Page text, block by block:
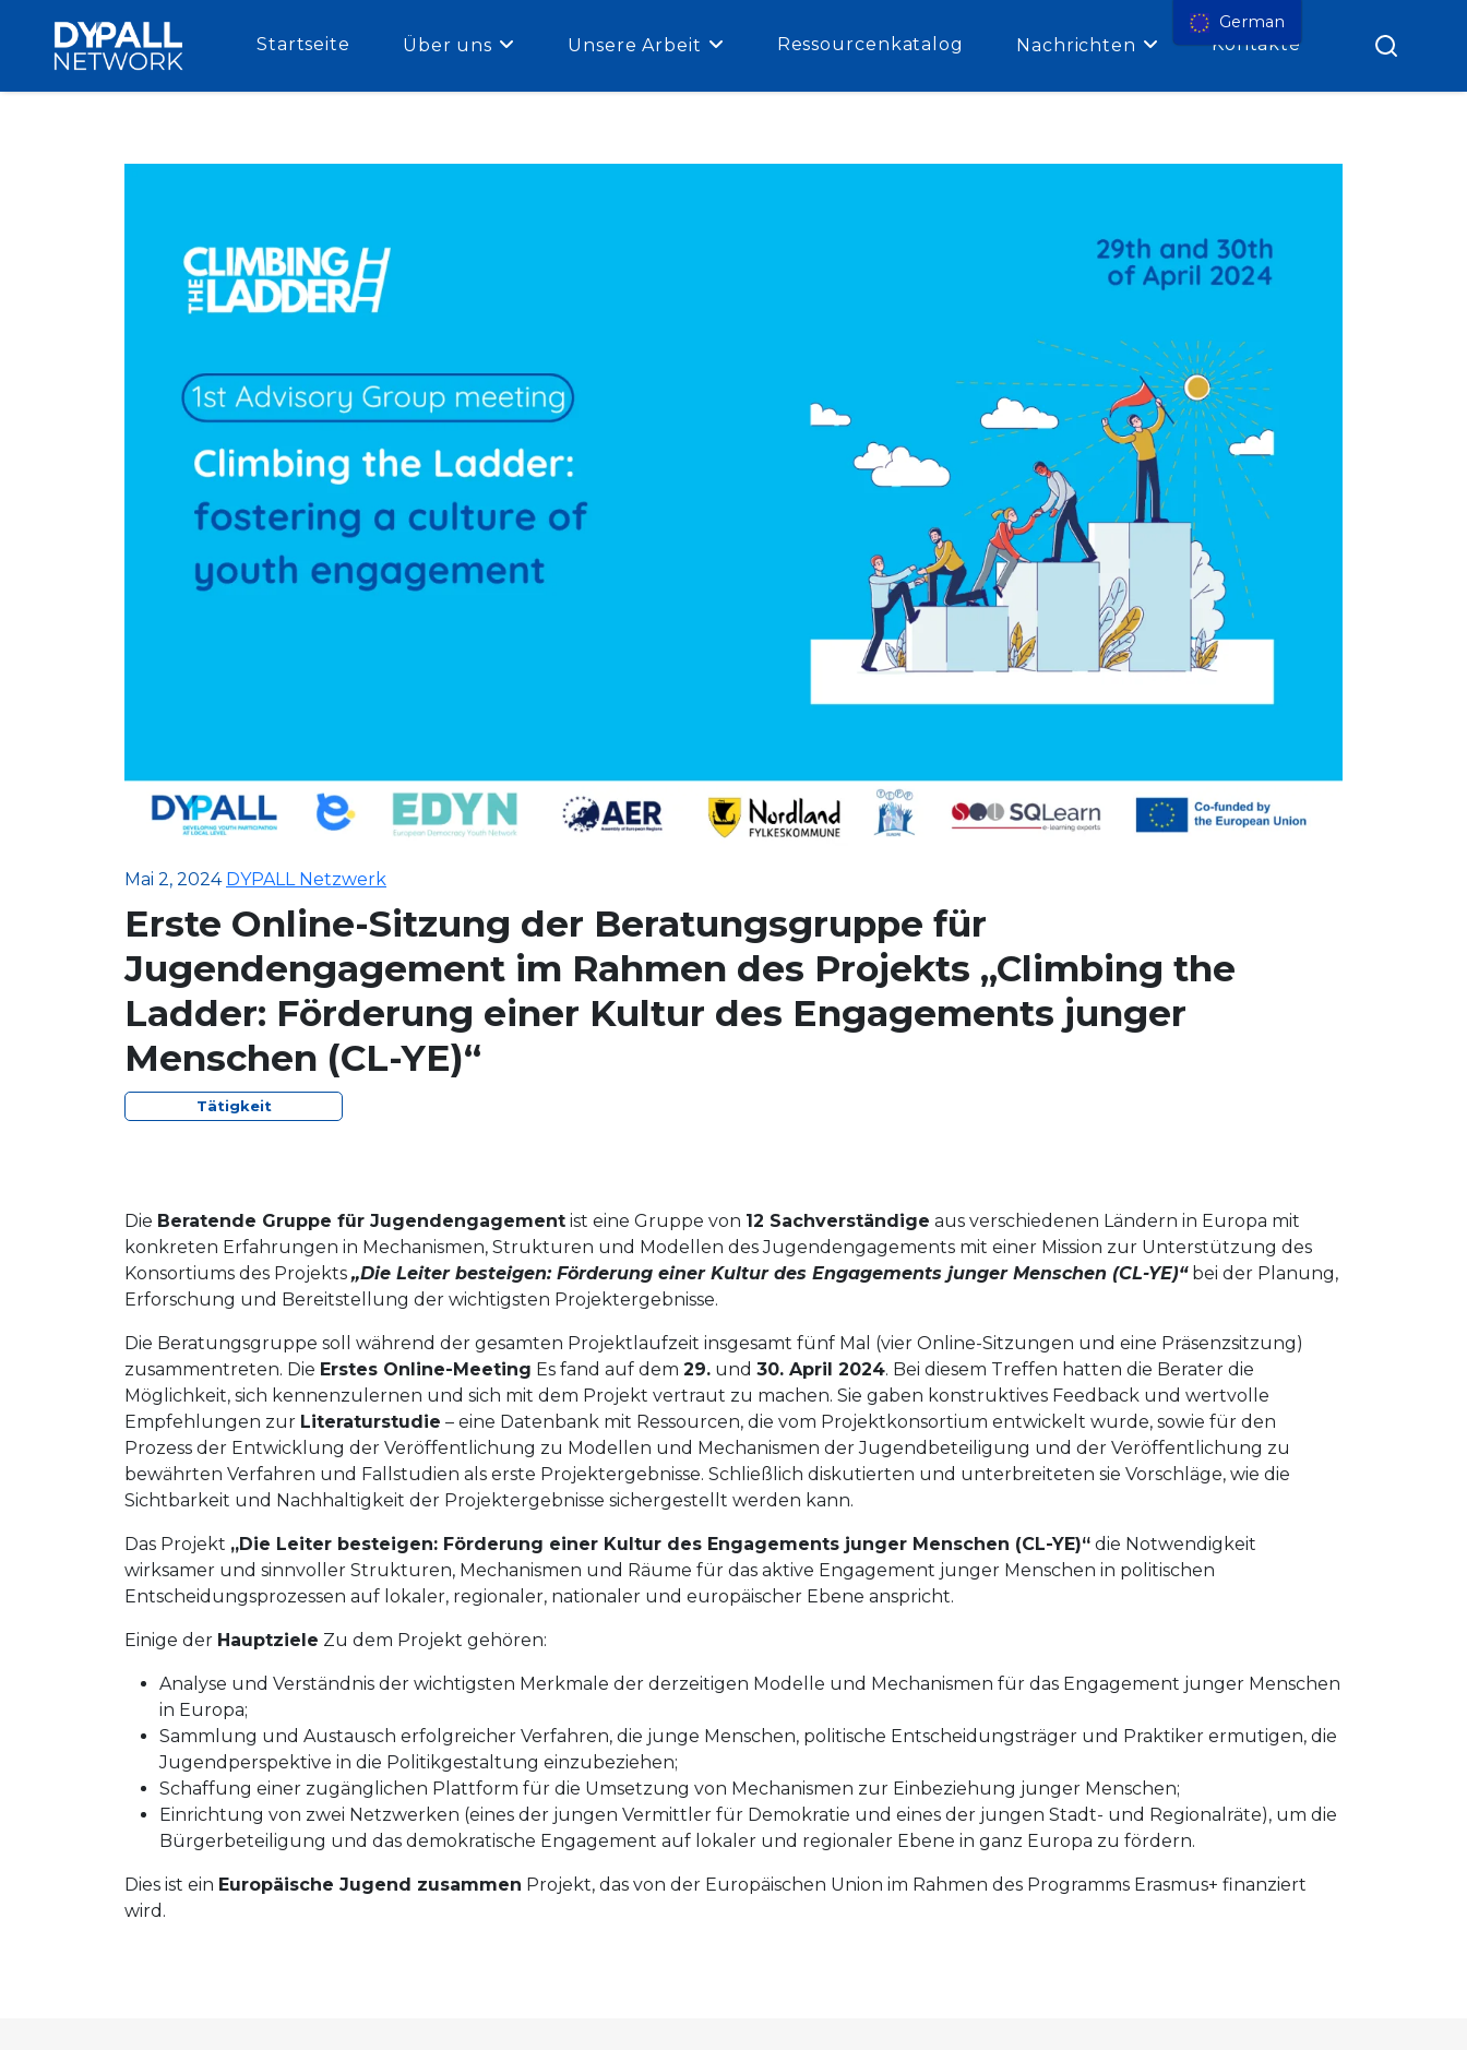
Startseite Über uns Unsere Arbeit Ressourcenkatalog Nachrichten Kontakte
Mai 2, 2024 DYPALL Netzwerk
Erste Online-Sitzung der Beratungsgruppe für
Jugendengagement im Rahmen des Projekts „Climbing the
Ladder: Förderung einer Kultur des Engagements junger
Menschen (CL-YE)“
Tätigkeit
Die Beratende Gruppe für Jugendengagement ist eine Gruppe von 12 Sachverständige aus verschiedenen Ländern in Europa mit
konkreten Erfahrungen in Mechanismen, Strukturen und Modellen des Jugendengagements mit einer Mission zur Unterstützung des
Konsortiums des Projekts „Die Leiter besteigen: Förderung einer Kultur des Engagements junger Menschen (CL-YE)“bei der Planung,
Erforschung und Bereitstellung der wichtigsten Projektergebnisse.
Die Beratungsgruppe soll während der gesamten Projektlaufzeit insgesamt fünf Mal (vier Online-Sitzungen und eine Präsenzsitzung)
zusammentreten. Die Erstes Online-Meeting Es fand auf dem 29. und 30. April 2024. Bei diesem Treffen hatten die Berater die
Möglichkeit, sich kennenzulernen und sich mit dem Projekt vertraut zu machen. Sie gaben konstruktives Feedback und wertvolle
Empfehlungen zur Literaturstudie – eine Datenbank mit Ressourcen, die vom Projektkonsortium entwickelt wurde, sowie für den
Prozess der Entwicklung der Veröffentlichung zu Modellen und Mechanismen der Jugendbeteiligung und der Veröffentlichung zu
bewährten Verfahren und Fallstudien als erste Projektergebnisse. Schließlich diskutierten und unterbreiteten sie Vorschläge, wie die
Sichtbarkeit und Nachhaltigkeit der Projektergebnisse sichergestellt werden kann.
Das Projekt „Die Leiter besteigen: Förderung einer Kultur des Engagements junger Menschen (CL-YE)“ die Notwendigkeit
wirksamer und sinnvoller Strukturen, Mechanismen und Räume für das aktive Engagement junger Menschen in politischen
Entscheidungsprozessen auf lokaler, regionaler, nationaler und europäischer Ebene anspricht.
Einige der Hauptziele Zu dem Projekt gehören:
Analyse und Verständnis der wichtigsten Merkmale der derzeitigen Modelle und Mechanismen für das Engagement junger Menschen
in Europa;
Sammlung und Austausch erfolgreicher Verfahren, die junge Menschen, politische Entscheidungsträger und Praktiker ermutigen, die
Jugendperspektive in die Politikgestaltung einzubeziehen;
Schaffung einer zugänglichen Plattform für die Umsetzung von Mechanismen zur Einbeziehung junger Menschen;
Einrichtung von zwei Netzwerken (eines der jungen Vermittler für Demokratie und eines der jungen Stadt- und Regionalräte), um die
Bürgerbeteiligung und das demokratische Engagement auf lokaler und regionaler Ebene in ganz Europa zu fördern.
Dies ist ein Europäische Jugend zusammen Projekt, das von der Europäischen Union im Rahmen des Programms Erasmus+ finanziert
wird.
German